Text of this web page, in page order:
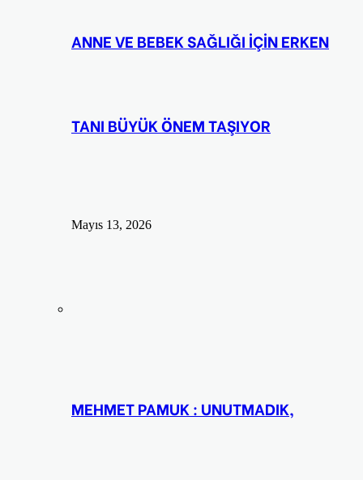
ANNE VE BEBEK SAĞLIĞI İÇİN ERKEN
TANI BÜYÜK ÖNEM TAŞIYOR
Mayıs 13, 2026
MEHMET PAMUK : UNUTMADIK,